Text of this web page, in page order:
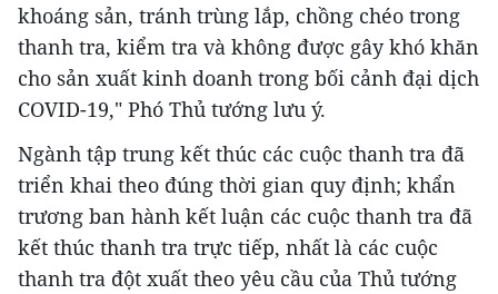
khoáng sản, tránh trùng lắp, chồng chéo trong
thanh tra, kiểm tra và không được gây khó khăn
cho sản xuất kinh doanh trong bối cảnh đại dịch
COVID-19," Phó Thủ tướng lưu ý.
Ngành tập trung kết thúc các cuộc thanh tra đã
triển khai theo đúng thời gian quy định; khẩn
trương ban hành kết luận các cuộc thanh tra đã
kết thúc thanh tra trực tiếp, nhất là các cuộc
thanh tra đột xuất theo yêu cầu của Thủ tướng